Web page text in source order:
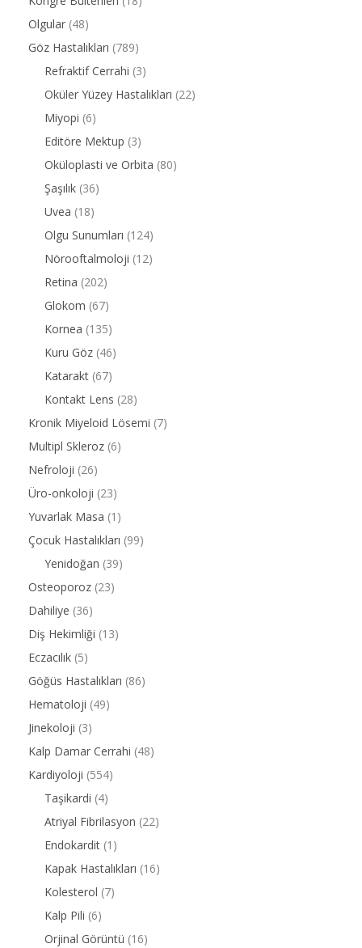
Olgular (48)
Göz Hastalıkları (789)
Refraktif Cerrahi (3)
Oküler Yüzey Hastalıkları (22)
Miyopi (6)
Editöre Mektup (3)
Oküloplasti ve Orbita (80)
Şaşılık (36)
Uvea (18)
Olgu Sunumları (124)
Nörooftalmoloji (12)
Retina (202)
Glokom (67)
Kornea (135)
Kuru Göz (46)
Katarakt (67)
Kontakt Lens (28)
Kronik Miyeloid Lösemi (7)
Multipl Skleroz (6)
Nefroloji (26)
Üro-onkoloji (23)
Yuvarlak Masa (1)
Çocuk Hastalıkları (99)
Yenidoğan (39)
Osteoporoz (23)
Dahiliye (36)
Diş Hekimliği (13)
Eczacılık (5)
Göğüs Hastalıkları (86)
Hematoloji (49)
Jinekoloji (3)
Kalp Damar Cerrahi (48)
Kardiyoloji (554)
Taşikardi (4)
Atriyal Fibrilasyon (22)
Endokardit (1)
Kapak Hastalıkları (16)
Kolesterol (7)
Kalp Pili (6)
Orjinal Görüntü (16)